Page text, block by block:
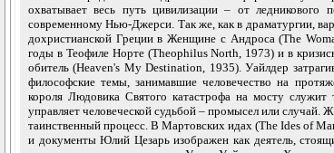
охватывает весь путь цивилизации – от ледникового
современному Нью-Джерси. Так же, как в драматургии,
дохристианской Греции в Женщине с Андроса (The
годы в Теофиле Норте (Theophilus North, 1973) и в
обитель (Heaven's My Destination, 1935). Уайлдер
философские темы, занимавшие человечество на
короля Людовика Святого катастрофа на мосту
управляет человеческой судьбой – промысел или случай.
таинственный процесс. В Мартовских идах (The Ides of
и документы Юлий Цезарь изображен как деятель,